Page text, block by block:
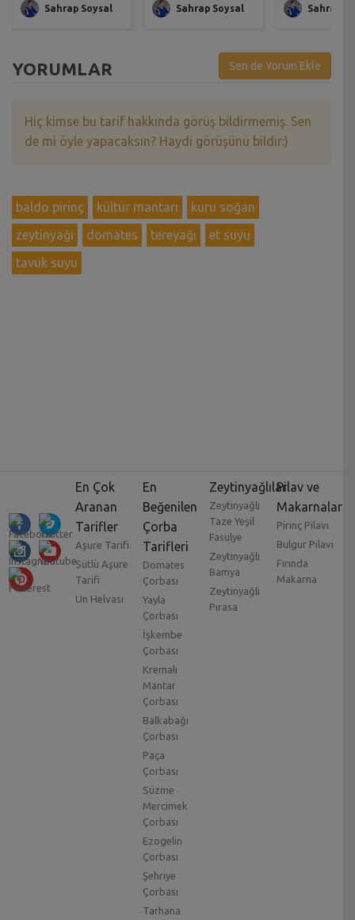
Sahrap Soysal Sahrap Soysal Sahrap
YORUMLAR Sen de Yorum Ekle
Hiç kimse bu tarif hakkında görüş bildirmemiş. Sen
de mi öyle yapacaksın? Haydi görüşünü bildir:)
baldo pirinç kültür mantarı
kuru soğan
zeytinyağı
domates tereyağı
et suyu
tavuk suyu
En Çok
Aranan
Tarifler
Aşure Tarifi
Sütlü Aşure
Tarifi
Un Helvası
En
Beğenilen
Çorba
Tarifleri
Domates
Çorbası
Yayla
Çorbası
İşkembe
Çorbası
Kremalı
Mantar
Çorbası
Balkabağı
Çorbası
Paça
Çorbası
Süzme
Mercimek
Çorbası
Ezogelin
Çorbası
Şehriye
Çorbası
Tarhana
Zeytinyağlılar
Zeytinyağlı
Taze Yeşil
Fasulye
Zeytinyağlı
Bamya
Zeytinyağlı
Pırasa
Pilav ve
Makarnalar
Pirinç Pilavı
Bulgur Pilavı
Fırında
Makarna